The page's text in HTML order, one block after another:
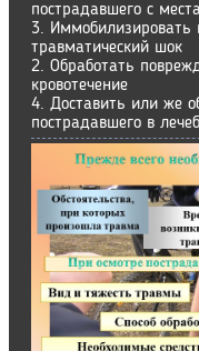
пострадавшего с
3. Иммобилизировать
травматический шок
2. Обработать
кровотечение
4. Доставить или же
пострадавшего в